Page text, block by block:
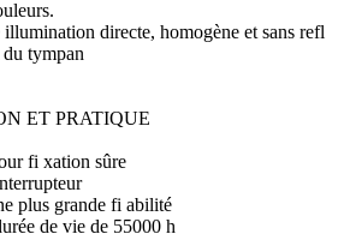
directe, homogène et sans refl
tympan
ET PRATIQUE
fi xation sûre
plus grande fi abilité
de vie de 55000 h